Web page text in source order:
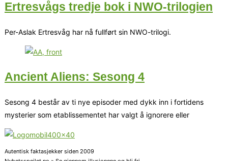
Ertresvågs tredje bok i NWO-trilogien
Per-Aslak Ertresvåg har nå fullført sin NWO-trilogi.
Ancient Aliens: Sesong 4
Sesong 4 består av ti nye episoder med dykk inn i fortidens
mysterier som etablissementet har valgt å ignorere eller
Autentisk faktasjekker siden 2009